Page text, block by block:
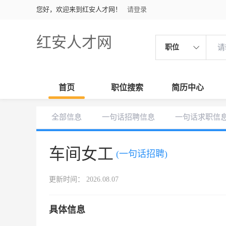
您好，欢迎来到红安人才网！ 请登录
红安人才网 职位
首页 职位搜索 简历中心
全部信息 一句话招聘信息 一句话求职信
车间女工 (一句话招聘)
更新时间： 2026.08.07
具体信息